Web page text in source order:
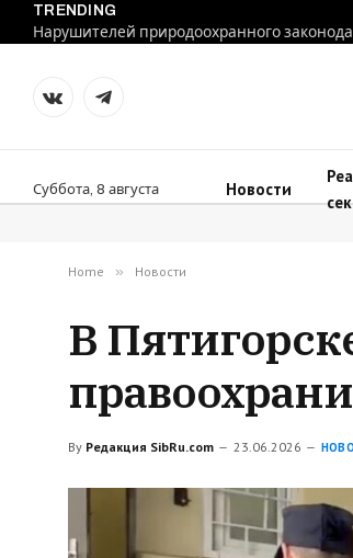
TRENDING
VKontakteTelegram
Суббота, 8 августа Новости
Home » Новости
В
By Редакция SibRu.com 23.06.2026